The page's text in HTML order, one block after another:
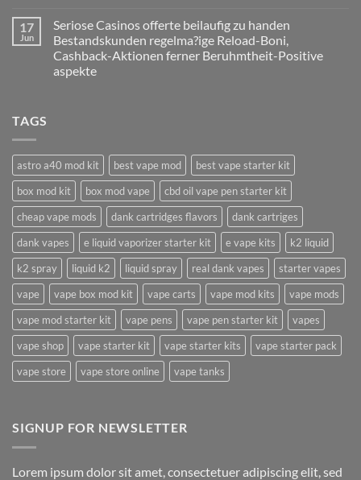
Deluxe
within
einer
Angeschlossen
Spielothek
pro
Glucksspieler,
ebendiese
diesseitigen
no-
Dokumente
hochzuladen
on
In
mir
finden
die
bezahlt
machen
17
Jun
Seriose Casinos offerte beilaufig zu handen
Bestandskunden regelma?ige Reload-Boni,
Cashback-Aktionen ferner Beruhmtheit-Positive
aspekte
zu
handen
Bestandskunden
regelma?
ige
Boni,
Cashback-
Aktionen
ferner
Beruhmtheit-
Positive
aspekte
TAGS
astro a40 mod kit best vape mod
best vape starter kit
box mod kit
box mod vape
cbd oil vape pen starter kit
cheap vape mods
dank cartridges flavors
dank cartriges
dank vapes
e liquid vaporizer starter kit e vape kits
k2 liquid
k2 spray
liquid k2 liquid spray real dank vapes
starter vapes
vape
vape box mod kit vape carts vape mod kits
vape mods
vape mod starter kit
vape pens vape pen starter kit
vapes
vape shop
vape starter kit vape starter kits
vape starter pack
vape store
vape store online vape tanks
SIGNUP FOR NEWSLETTER
Lorem ipsum dolor sit amet, consectetuer adipiscing elit, sed